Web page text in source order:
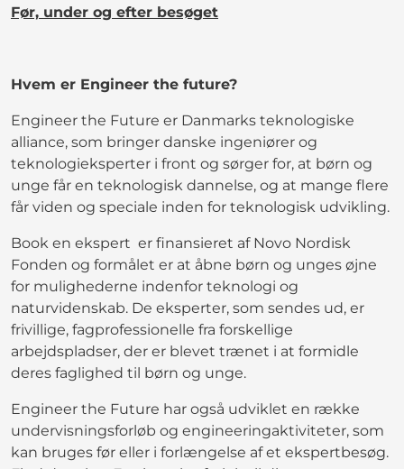
Før, under og efter besøget
Hvem er Engineer the future?
Engineer the Future er Danmarks teknologiske
alliance, som bringer danske ingeniører og
teknologieksperter i front og sørger for, at børn og
unge får en teknologisk dannelse, og at mange flere
får viden og speciale inden for teknologisk udvikling.
Book en ekspert er finansieret af Novo Nordisk
Fonden og formålet er at åbne børn og unges øjne
for mulighederne indenfor teknologi og
naturvidenskab. De eksperter, som sendes ud, er
frivillige, fagprofessionelle fra forskellige
arbejdspladser, der er blevet trænet i at formidle
deres faglighed til børn og unge.
Engineer the Future har også udviklet en række
undervisningsforløb og engineeringaktiviteter, som
kan bruges før eller i forlængelse af et ekspertbesøg.